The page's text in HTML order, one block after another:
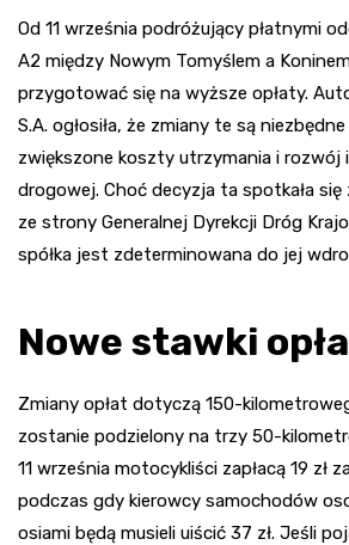
Od 11 września podróżujący płatnymi
A2 między Nowym Tomyślem a
przygotować się na wyższe opłaty.
S.A. ogłosiła, że zmiany te są
zwiększone koszty utrzymania i
drogowej. Choć decyzja ta spotkała się
ze strony Generalnej Dyrekcji Dróg
spółka jest zdeterminowana do jej
Nowe stawki
Zmiany opłat dotyczą 150-
zostanie podzielony na trzy 50-
11 września motocykliści zapłacą 19 zł
podczas gdy kierowcy samochodów
osiami będą musieli uiścić 37 zł. Jeśli